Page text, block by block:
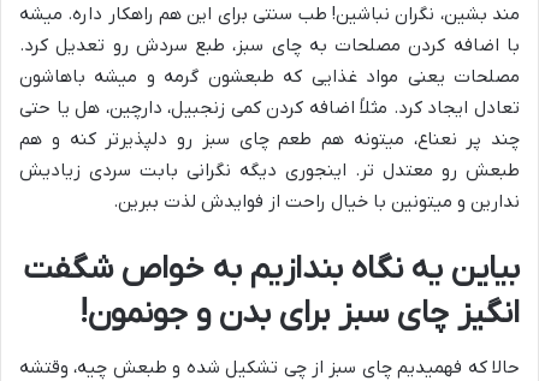
مند بشین، نگران نباشین! طب سنتی برای این هم راهکار داره. میشه
با اضافه کردن مصلحات به چای سبز، طبع سردش رو تعدیل کرد.
مصلحات یعنی مواد غذایی که طبعشون گرمه و میشه باهاشون
تعادل ایجاد کرد. مثلاً اضافه کردن کمی زنجبیل، دارچین، هل یا حتی
چند پر نعناع، میتونه هم طعم چای سبز رو دلپذیرتر کنه و هم
طبعش رو معتدل تر. اینجوری دیگه نگرانی بابت سردی زیادیش
ندارین و میتونین با خیال راحت از فوایدش لذت ببرین.
بیاین یه نگاه بندازیم به خواص شگفت
انگیز چای سبز برای بدن و جونمون!
حالا که فهمیدیم چای سبز از چی تشکیل شده و طبعش چیه، وقتشه